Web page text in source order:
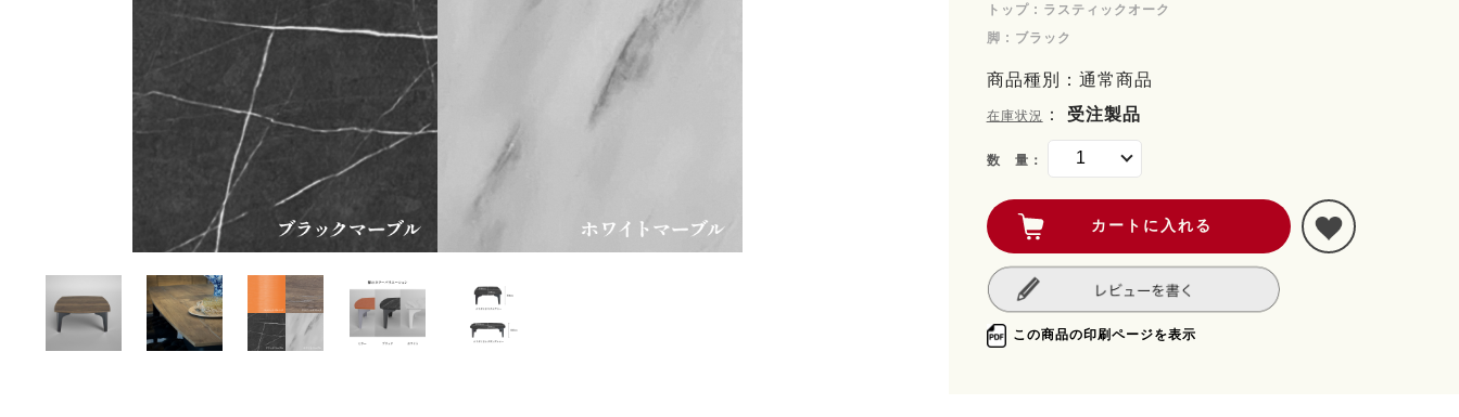
トップ : ラスティックオーク
脚 : ブラック
商品種別：通常商品
在庫状況 ： 受注製品
数 量：
この商品の印刷ページを表示